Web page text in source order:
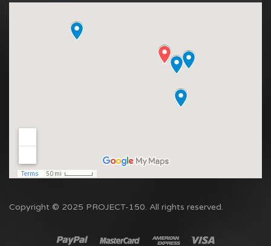
Copyright © 2025 PROJECT-150. All rights reserved.